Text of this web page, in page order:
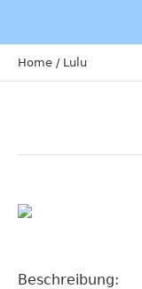
Home / Lulu
Beschreibung: